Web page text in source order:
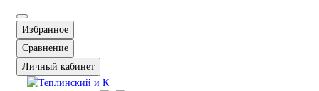
Избранное
Сравнение
Личный кабинет